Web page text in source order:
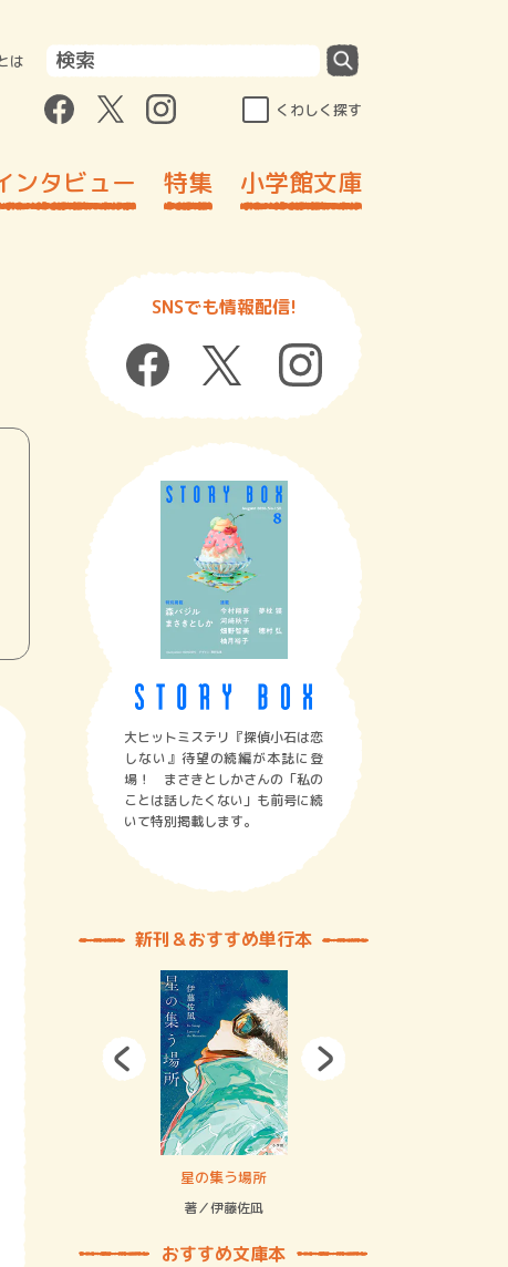
は
くわしく探す
ンタビュー 特集 小学館文庫
SNSでも情報配信!
大ヒットミステリ『探偵小石は恋
しない』待望の続編が本誌に登
場！ まさきとしかさんの「私の
ことは話したくない」も前号に続
いて特別掲載します。
新刊＆おすすめ単行本
束の… 星の集う場所
著／伊藤佐凪
おすすめ文庫本